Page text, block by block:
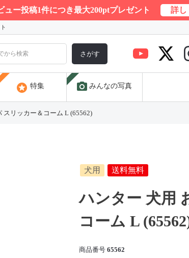
ュー投稿1件につき最大200ptプレゼント 詳し
さがす
stars 特集 photo_camera みんなの写真
スリッカー＆コーム L (65562)
犬用 送料無料
ハンター 犬用
コーム L
商品番号 65562